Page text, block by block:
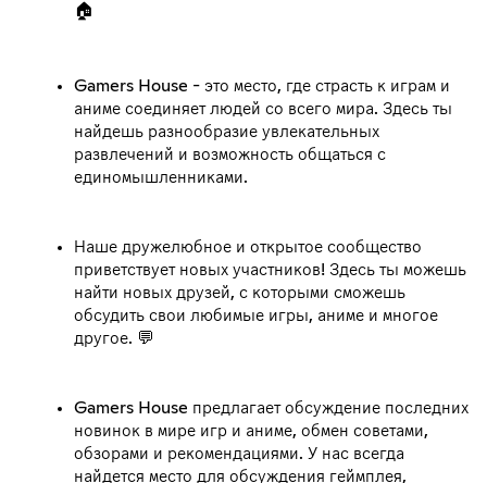
🏠
Gamers House - это место, где страсть к играм и
аниме соединяет людей со всего мира. Здесь ты
найдешь разнообразие увлекательных
развлечений и возможность общаться с
единомышленниками.
Наше дружелюбное и открытое сообщество
приветствует новых участников! Здесь ты можешь
найти новых друзей, с которыми сможешь
обсудить свои любимые игры, аниме и многое
другое. 💬
Gamers House предлагает обсуждение последних
новинок в мире игр и аниме, обмен советами,
обзорами и рекомендациями. У нас всегда
найдется место для обсуждения геймплея,